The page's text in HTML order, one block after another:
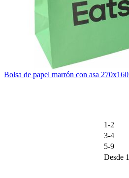
Bolsa de papel marrón con asa
1-2
3-4
5-9
Desde